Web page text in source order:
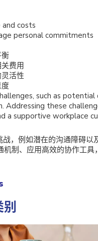
costs
personal commitments
费用
活性
such as potential
Addressing these
a supportive workplace
，例如潜在的沟通障碍以
制、应用高效的协作工
别